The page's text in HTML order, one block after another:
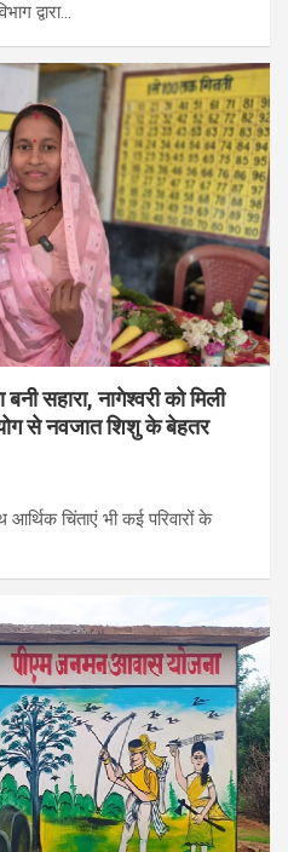
द्वारा…
सहारा, नागेश्वरी को मिली
से नवजात शिशु के बेहतर
चिंताएं भी कई परिवारों के